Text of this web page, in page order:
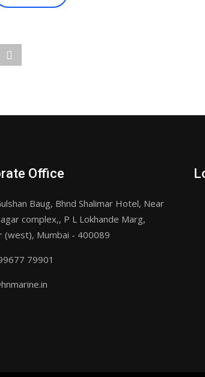
Office
Baug, Bhnd Shalimar Hotel, Near
complex,, P L Lokhande Marg,
(west), Mumbai - 400089
79901